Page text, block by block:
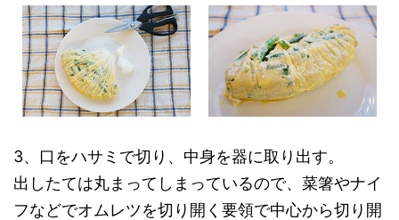
3、口をハサミで切り、中身を器に取り出す。
出したては丸まってしまっているので、菜箸やナイ
フなどでオムレツを切り開く要領で中心から切り開